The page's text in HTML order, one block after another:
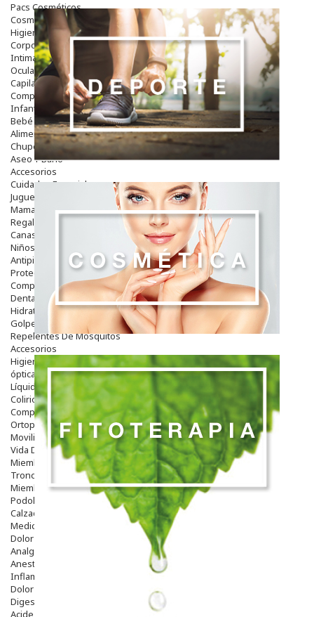
Pacs Cosméticos
Cosmetica Facial Piel Sensible
Higiene
Corporal
Intima
Ocular
Capilar
Complementos
Infantil
Bebé
Alimentación Y Complementos
Chupetes Y Mordedores
Aseo Y Baño
Accesorios
Cuidados Especiales
Juguetes
Mama
Regalos
Canastilla
Niños
Antipiojos
Protección Solar
Complementos Alimentarios
Dentales
Hidratantes
Golpes Y Hematomas
Repelentes De Mosquitos
Accesorios
Higiene
óptica
Líquidos Lentillas
Colirios
Complementos Alimentarios.
Ortopedia - Accesorios
Movilidad
Vida Diaria
Miembro Superior
Tronco
Miembro Inferior
Podología
Calzado
Medicamentos
Dolor E Inflamación
Analgésicos
Anestésicos
Inflamación Articulaciones
Dolor Muscular / Articular
Digestivo
Acidez, Gases Y Ardores